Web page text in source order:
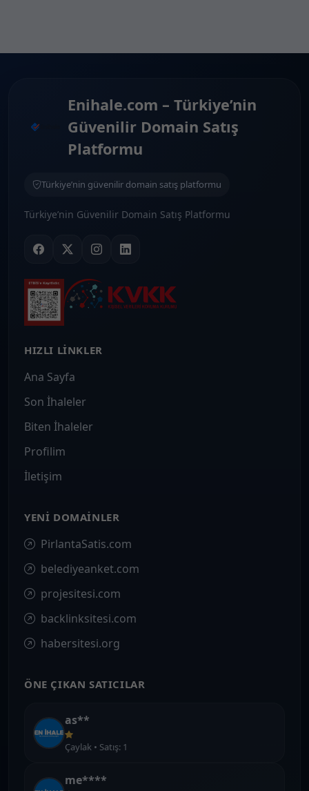
Enihale.com – Türkiye’nin
Güvenilir Domain Satış
Platformu
Türkiye’nin güvenilir domain satış platformu
Türkiye’nin Güvenilir Domain Satış Platformu
HIZLI LINKLER
Ana Sayfa
Son İhaleler
Biten İhaleler
Profilim
İletişim
YENI DOMAINLER
PirlantaSatis.com
belediyeanket.com
projesitesi.com
backlinksitesi.com
habersitesi.org
ÖNE ÇIKAN SATICILAR
as**
Çaylak • Satış: 1
me****